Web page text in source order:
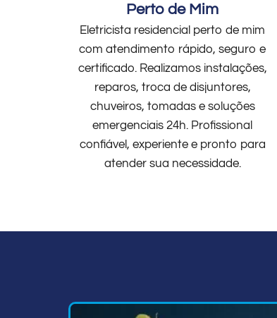
Perto de Mim
Eletricista residencial perto de mim
com atendimento rápido, seguro e
certificado. Realizamos instalações,
reparos, troca de disjuntores,
chuveiros, tomadas e soluções
emergenciais 24h. Profissional
confiável, experiente e pronto para
atender sua necessidade.